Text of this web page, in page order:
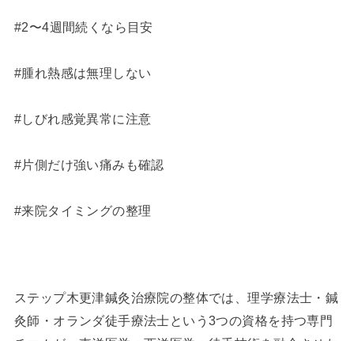
#2〜4週間続くなら目安
#腫れ熱感は無理しない
#しびれ感覚異常に注意
#片側だけ強い痛みも確認
#来院タイミングの整理
ステップ木更津鍼灸治療院の整体では、理学療法士・鍼
灸師・オランダ徒手療法士という3つの資格を持つ専門